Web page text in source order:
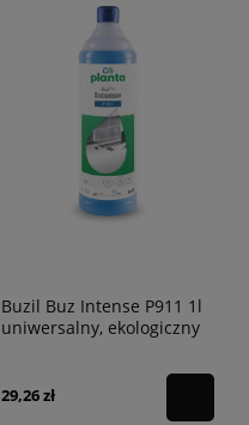
Buzil Buz Intense P911 1l
uniwersalny, ekologiczny
29,26 zł